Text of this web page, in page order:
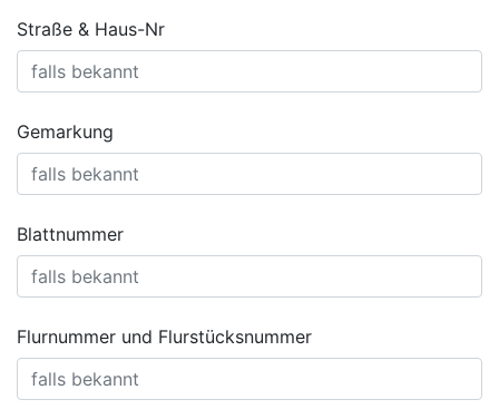
Straße & Haus-Nr
Gemarkung
Blattnummer
Flurnummer und Flurstücksnummer